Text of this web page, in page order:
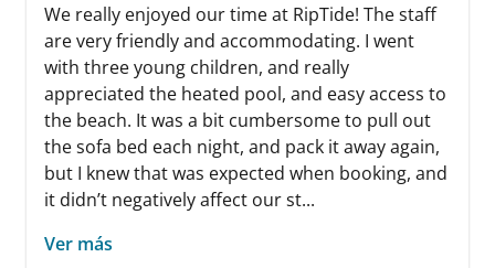
We really enjoyed our time at RipTide! The staff
are very friendly and accommodating. I went
with three young children, and really
appreciated the heated pool, and easy access to
the beach. It was a bit cumbersome to pull out
the sofa bed each night, and pack it away again,
but I knew that was expected when booking, and
it didn’t negatively affect our st...
Ver más